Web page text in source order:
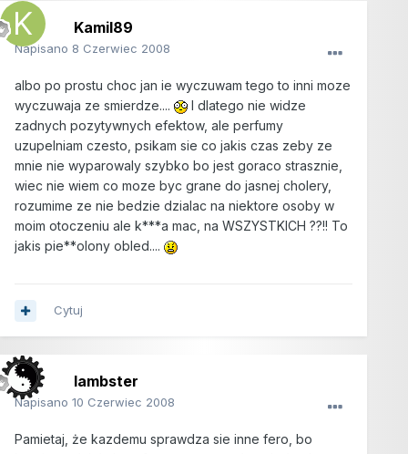
Kamil89
Napisano 8 Czerwiec 2008
albo po prostu choc jan ie wyczuwam tego to inni moze
wyczuwaja ze smierdze....
I dlatego nie widze
zadnych pozytywnych efektow, ale perfumy
uzupelniam czesto, psikam sie co jakis czas zeby ze
mnie nie wyparowaly szybko bo jest goraco strasznie,
wiec nie wiem co moze byc grane do jasnej cholery,
rozumime ze nie bedzie dzialac na niektore osoby w
moim otoczeniu ale k***a mac, na WSZYSTKICH ??!! To
jakis pie**olony obled....
Cytuj
lambster
Napisano 10 Czerwiec 2008
Pamietaj, że kazdemu sprawdza sie inne fero, bo